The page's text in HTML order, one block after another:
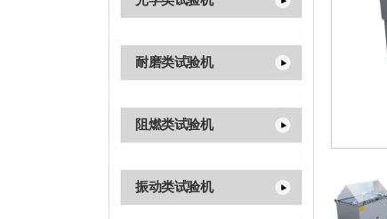
耐磨类试验机
阻燃类试验机
振动类试验机